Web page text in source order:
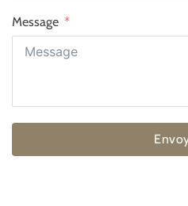
Message